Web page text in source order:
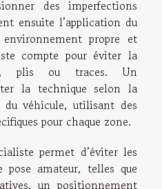
des imperfections
ensuite l’application du
propre et
compte pour éviter la
plis ou traces. Un
la technique selon la
du véhicule, utilisant des
pour chaque zone.
permet d’éviter les
pose amateur, telles que
un positionnement